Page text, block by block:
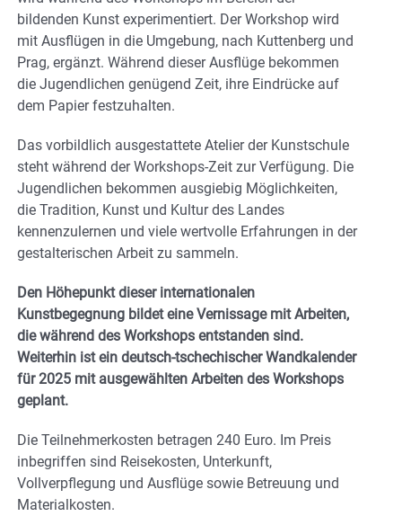
bildenden Kunst experimentiert. Der Workshop wird
mit Ausflügen in die Umgebung, nach Kuttenberg und
Prag, ergänzt. Während dieser Ausflüge bekommen
die Jugendlichen genügend Zeit, ihre Eindrücke auf
dem Papier festzuhalten.
Das vorbildlich ausgestattete Atelier der Kunstschule
steht während der Workshops-Zeit zur Verfügung. Die
Jugendlichen bekommen ausgiebig Möglichkeiten,
die Tradition, Kunst und Kultur des Landes
kennenzulernen und viele wertvolle Erfahrungen in der
gestalterischen Arbeit zu sammeln.
Den Höhepunkt dieser internationalen
Kunstbegegnung bildet eine Vernissage mit Arbeiten,
die während des Workshops entstanden sind.
Weiterhin ist ein deutsch-tschechischer Wandkalender
für 2025 mit ausgewählten Arbeiten des Workshops
geplant.
Die Teilnehmerkosten betragen 240 Euro. Im Preis
inbegriffen sind Reisekosten, Unterkunft,
Vollverpflegung und Ausflüge sowie Betreuung und
Materialkosten.